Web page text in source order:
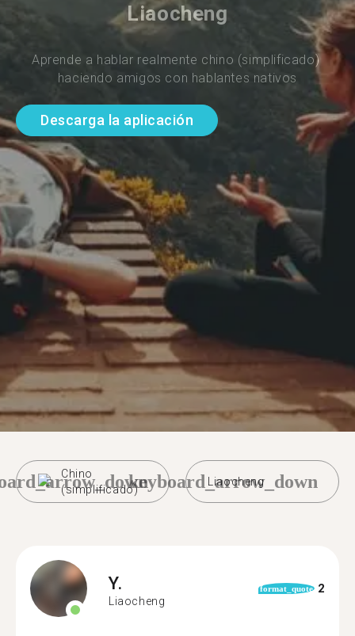
Liaocheng
Aprende a hablar realmente chino (simplificado)
haciendo amigos con hablantes nativos
Descarga la aplicación
Chino
(simplificado)
Liaocheng
keyboard_arrow_down
Y.
Liaocheng
format_quote 2